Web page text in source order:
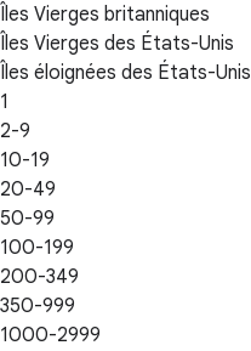
Îles Vierges britanniques
Îles Vierges des États-Unis
Îles éloignées des États-Unis
1
2-9
10-19
20-49
50-99
100-199
200-349
350-999
1000-2999